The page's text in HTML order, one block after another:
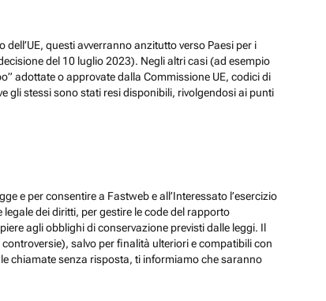
questi avverranno anzitutto verso Paesi per i
del 10 luglio 2023). Negli altri casi (ad esempio
adottate o approvate dalla Commissione UE, codici di
gli stessi sono stati resi disponibili, rivolgendosi ai punti
e per consentire a Fastweb e all’Interessato l’esercizio
dei diritti, per gestire le code del rapporto
agli obblighi di conservazione previsti dalle leggi. Il
salvo per finalità ulteriori e compatibili con
chiamate senza risposta, ti informiamo che saranno